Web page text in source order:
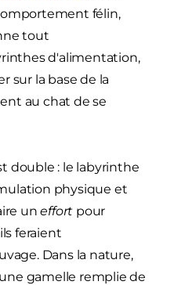
félin,
tout
d'alimentation,
sur la base de la
au chat de se
double : le labyrinthe
physique et
uneffort pour
feraient
Dans la nature,
gamelle remplie de